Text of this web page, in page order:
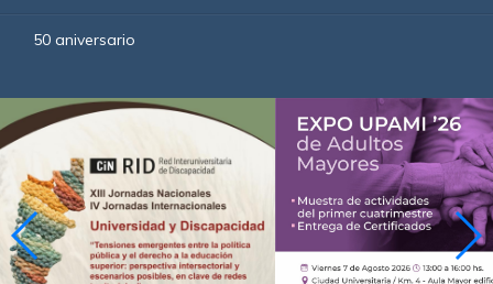
50 aniversario